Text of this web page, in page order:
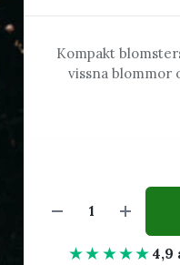
Kompakt
vissna blommor
★★★★★ 4,9